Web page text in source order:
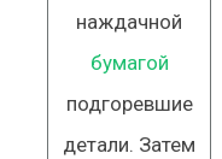
наждачной
бумагой
подгоревшие
детали. Затем